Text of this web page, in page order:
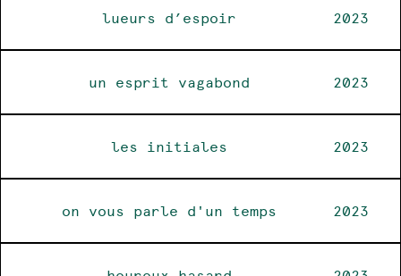
lueurs d’espoir 2023
un esprit vagabond 2023
les initiales 2023
on vous parle d'un temps 2023